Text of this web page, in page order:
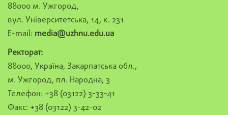
88000 м. Ужгород,
вул. Університетська, 14, к. 231
E-mail: media@uzhnu.edu.ua
Ректорат:
88000, Україна, Закарпатська обл.,
м. Ужгород, пл. Народна, 3
Телефон: +38 (03122) 3-33-41
Факс: +38 (03122) 3-42-02